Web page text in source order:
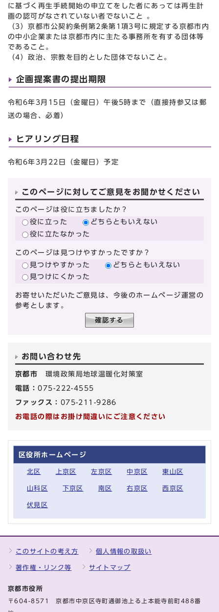
に基づく再生手続開始の申立てをした者にあっては再生計
画の認可がなされていない者でないこと 。
（3）京都市公契約条例第2条第1項3号に規定する京都市内
の中小企業または京都市内に主たる事務所を有する団体等
であること。
（4）政治、宗教を目的とした団体でないこと。
企画提案書の提出期限
令和6年3月15日（金曜日）午後5時まで（直接持参又は郵
送の場合、必着）
ヒアリング日程
令和6年3月22日（金曜日）予定
このページに対してご意見をお聞かせください
このページは役に立ちましたか？
役に立った
どちらともいえない
役に立たなかった
このページは見つけやすかったですか？
見つけやすかった
どちらともいえない
見つけにくかった
お寄せいただいたご意見は、今後のホームページ運営の
参考とします。
お問い合わせ先
京都市 環境政策局地球温暖化対策室
電話：075-222-4555
ファックス： 075-211-9286
お電話の際はお掛け間違いにご注意ください
区役所ホームページ
北区 上京区 左京区 中京区 東山区
山科区 下京区 南区 右京区 西京区
伏見区
このサイトの考え方 個人情報の取扱い
著作権・リンク等 サイトマップ
京都市役所
〒604-8571 京都市中京区寺町通御池上る上本能寺前町488番